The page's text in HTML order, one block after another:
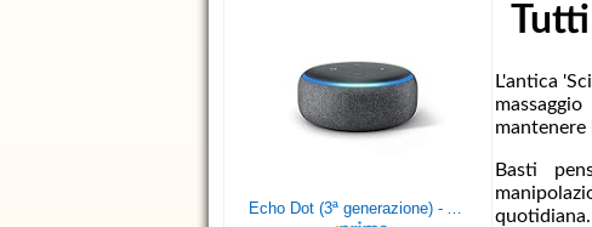
L'antica
mantenere
Basti
quotidiana.